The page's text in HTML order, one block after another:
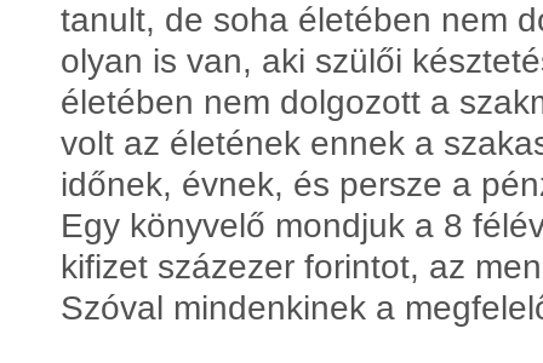
tanult, de soha életében nem
olyan is van, aki szülői
életében nem dolgozott a
volt az életének ennek a
időnek, évnek, és persze a
Egy könyvelő mondjuk a 8
kifizet százezer forintot, az
Szóval mindenkinek a